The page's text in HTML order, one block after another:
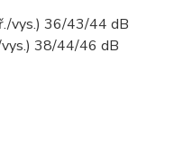
vys.) 36/43/44 dB
38/44/46 dB